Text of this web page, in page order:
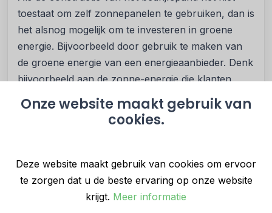
Onze website maakt gebruik van
cookies.
Deze website maakt gebruik van cookies om ervoor
te zorgen dat u de beste ervaring op onze website
krijgt. Meer informatie
toestaat om zelf zonnepanelen te gebruiken, dan is
het alsnog mogelijk om te investeren in groene
energie. Bijvoorbeeld door gebruik te maken van
de groene energie van een energieaanbieder. Denk
bijvoorbeeld aan de zonne-energie die klanten
terugleveren aan de energiemaatschappij of aan
windenergie. Deze vormen van energie zijn
milieuvriendelijk en vergen ook nog eens minder
DeCO2-voetafdruk
van een onderneming kan
daardoor flink verlaagd worden. Op die manier
bespaar je geld, maar draag je ook bij aan een